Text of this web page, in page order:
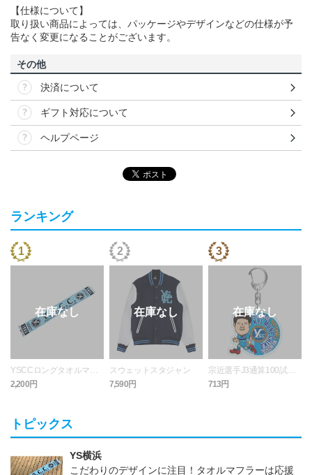
【仕様について】
取り扱い商品によっては、パッケージやデザインなどの仕様が予
告なく変更になることがございます。
その他
決済について
ギフト対応について
ヘルプページ
ランキング
YSCCロングタオルマフ
ラー
2,200円
スウェットスタジャン
7,590円
宗近選手J3通算100試合
出場記念キーホルダー
713円
トピックス
YS横浜
こだわりのデザインに注目！タオルマフラーは応援